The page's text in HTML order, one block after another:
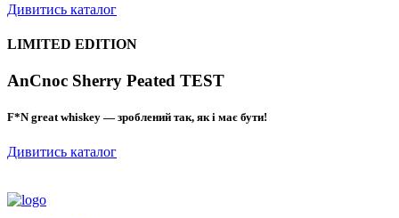
Дивитись каталог
LIMITED EDITION
AnCnoc Sherry Peated TEST
F*N great whiskey — зроблений так, як і має бути!
Дивитись каталог